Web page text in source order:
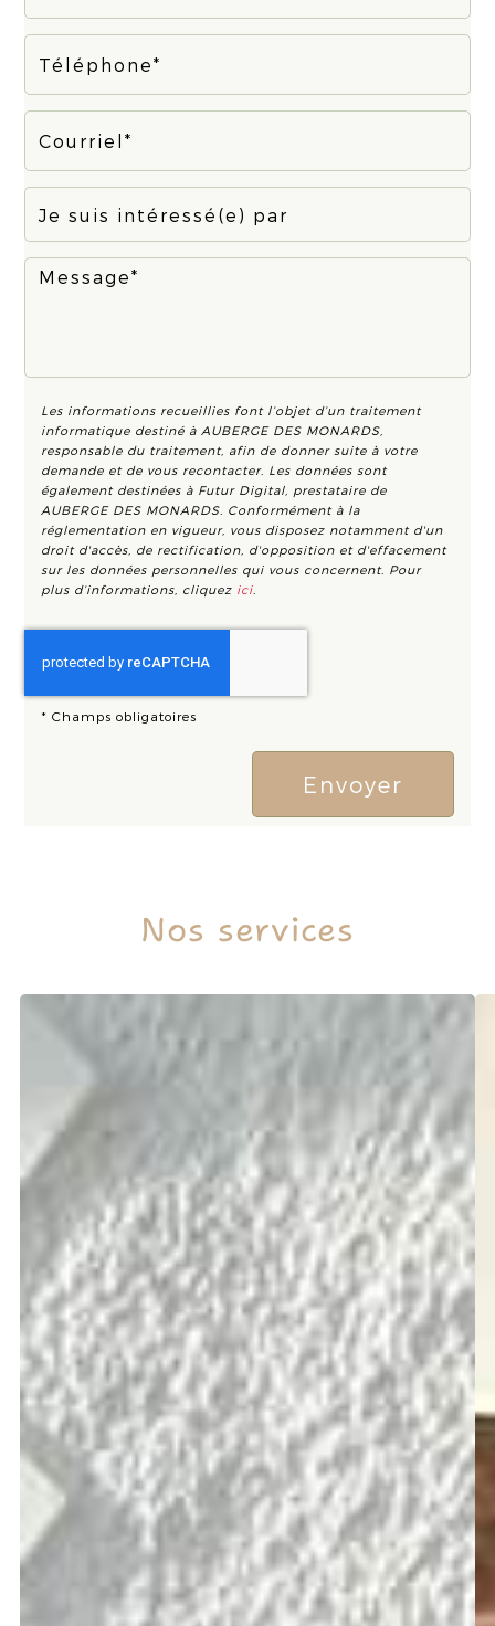
Les informations recueillies font l’objet d’un traitement
informatique destiné à AUBERGE DES MONARDS
responsable du traitement, afin de donner suite à votre
demande et de vous recontacter. Les données sont
également destinées à Futur Digital, prestataire de
AUBERGE DES MONARDS. Conformément à la
réglementation en vigueur, vous disposez notamment d'un
droit d'accès, de rectification, d'opposition et d'effacement
sur les données personnelles qui vous concernent. Pour
plus d’informations, cliquez ici
*Champs obligatoires
Nos services